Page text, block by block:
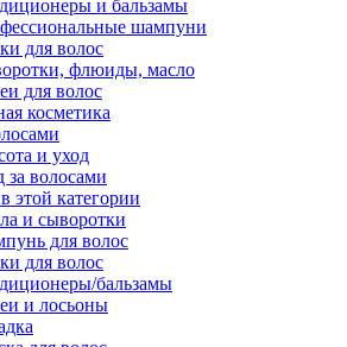
и бальзамы
шампуни
для волос
флюиды, масло
для волос
косметика
и уход
за волосами
этой категории
и сыворотки
для волос
для волос
бальзамы
и лосьоны